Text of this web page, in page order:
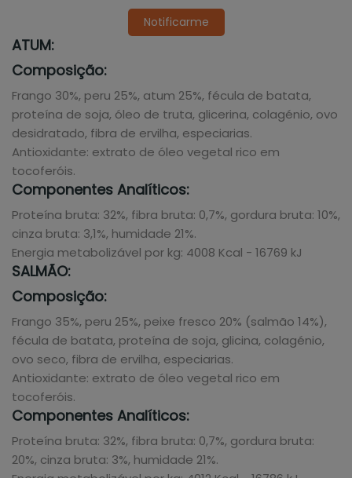
Notificarme
ATUM:
Composição:
Frango 30%, peru 25%, atum 25%, fécula de batata,
proteína de soja, óleo de truta, glicerina, colagénio, ovo
desidratado, fibra de ervilha, especiarias.
Antioxidante: extrato de óleo vegetal rico em
tocoferóis.
Componentes Analíticos:
Proteína bruta: 32%, fibra bruta: 0,7%, gordura bruta: 10%,
cinza bruta: 3,1%, humidade 21%.
Energia metabolizável por kg: 4008 Kcal - 16769 kJ
SALMÃO:
Composição:
Frango 35%, peru 25%, peixe fresco 20% (salmão 14%),
fécula de batata, proteína de soja, glicina, colagénio,
ovo seco, fibra de ervilha, especiarias.
Antioxidante: extrato de óleo vegetal rico em
tocoferóis.
Componentes Analíticos:
Proteína bruta: 32%, fibra bruta: 0,7%, gordura bruta:
20%, cinza bruta: 3%, humidade 21%.